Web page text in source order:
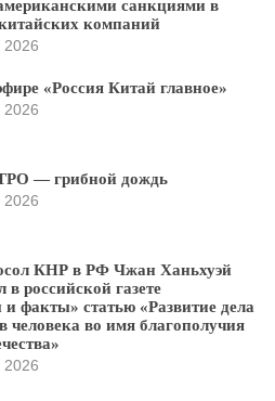
санкциями в
компаний
2026
«Россия Китай главное»
2026
— грибной дождь
2026
КНР в РФ Чжан Ханьхуэй
в российской газете
факты» статью «Развитие дела
человека во имя благополучия
2026